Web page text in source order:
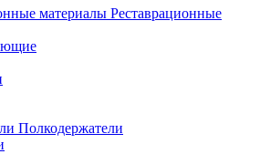
Реставрационные
Полкодержатели